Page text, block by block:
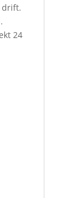
drift.
24